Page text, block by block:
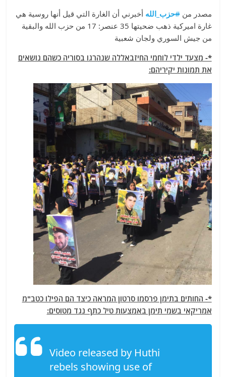
مصدر من#حزب_الله أخبرني أن الغارة التي قيل أنها روسية هي
غارة اميركية ذهب ضحيتها 35 عنصر: 17 من حزب الله والبقية
من جيش السوري ولجان شعبية
*- מצעד ילדי לוחמי החיזבאללה שנהרגו בסוריה כשהם נושאים
את תמונות יקיריהם:
*- החותים בתימן פרסמו סרטון המראה כיצד הם הפילו כטב"מ
אמריקאי בשמי תימן באמצעות טיל כתף נגד מטוסים:
Video released by Huthi
rebels showing use of